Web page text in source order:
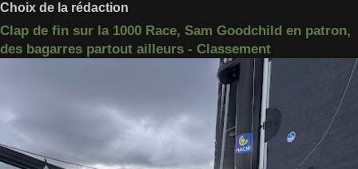
Choix de la rédaction
Clap de fin sur la 1000 Race, Sam Goodchild en patron,
des bagarres partout ailleurs - Classement